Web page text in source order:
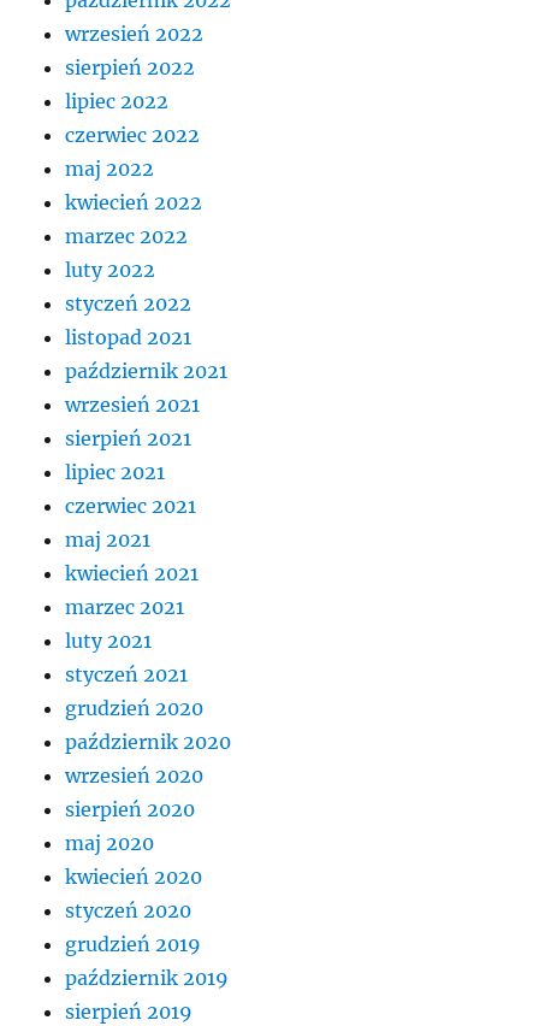
wrzesień 2022
sierpień 2022
lipiec 2022
czerwiec 2022
maj 2022
kwiecień 2022
marzec 2022
luty 2022
styczeń 2022
listopad 2021
październik 2021
wrzesień 2021
sierpień 2021
lipiec 2021
czerwiec 2021
maj 2021
kwiecień 2021
marzec 2021
luty 2021
styczeń 2021
grudzień 2020
październik 2020
wrzesień 2020
sierpień 2020
maj 2020
kwiecień 2020
styczeń 2020
grudzień 2019
październik 2019
sierpień 2019